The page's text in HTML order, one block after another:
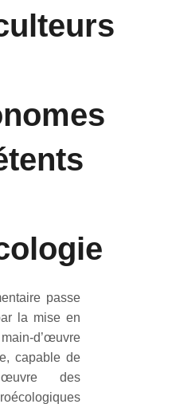
passe
la mise en
d’œuvre
capable de
des